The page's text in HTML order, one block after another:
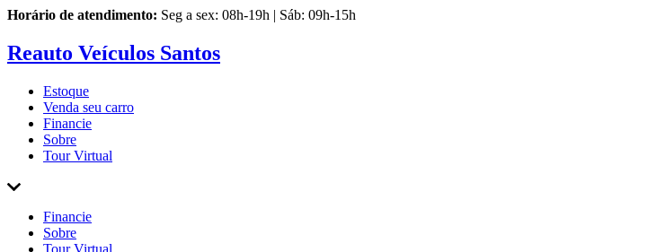
Horário de atendimento: Seg a sex: 08h-19h | Sáb: 09h-15h
Reauto Veículos Santos
Estoque
Venda seu carro
Financie
Sobre
Tour Virtual
Financie
Sobre
Tour Virtual